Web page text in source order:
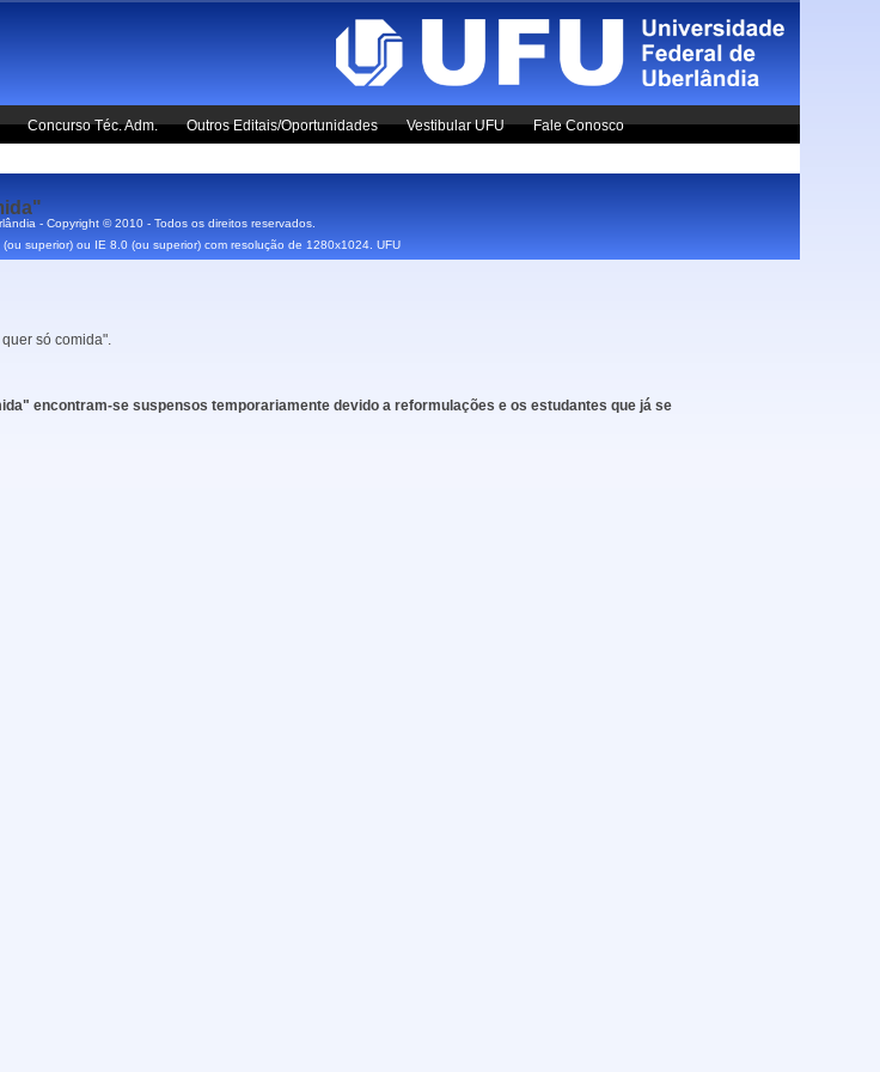
Concurso Téc. Adm. Outros Editais/Oportunidades Vestibular UFU Fale Conosco
só comida".
encontram-se suspensos temporariamente devido a reformulações e os estudantes que já se
- Copyright © 2010 - Todos os direitos reservados.
superior) ou IE 8.0 (ou superior) com resolução de 1280x1024. UFU